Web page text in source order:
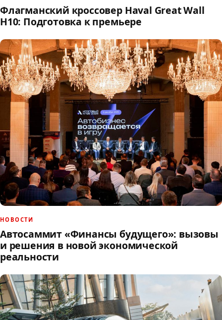
Флагманский кроссовер Haval Great Wall
H10: Подготовка к премьере
НОВОСТИ
Автосаммит «Финансы будущего»: вызовы
и решения в новой экономической
реальности